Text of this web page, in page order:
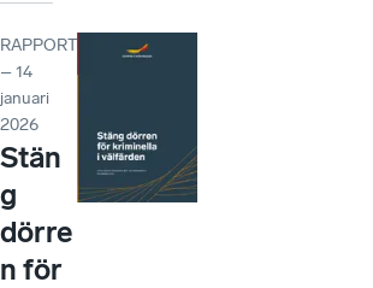
RAPPORT
– 14
januari
2026
Stän
g
dörre
n för